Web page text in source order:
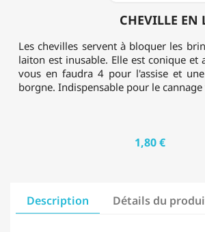
CHEVILLE
Les chevilles servent à bloquer les
laiton est inusable. Elle est conique et
vous en faudra 4 pour l'assise et
borgne. Indispensable pour le
1,80 €
Description Détails du